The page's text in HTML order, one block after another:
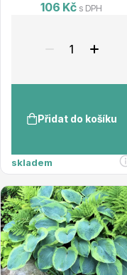
106 Kč s DPH
Přidat do košíku
skladem